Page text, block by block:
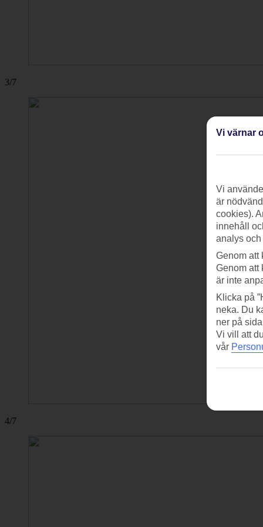
3/7
4/7
Vi värnar
Vi
är
cookies).
innehåll
analys
Genom att
Genom att
är inte
Klicka på
neka. Du
ner på
Vi vill att
vår